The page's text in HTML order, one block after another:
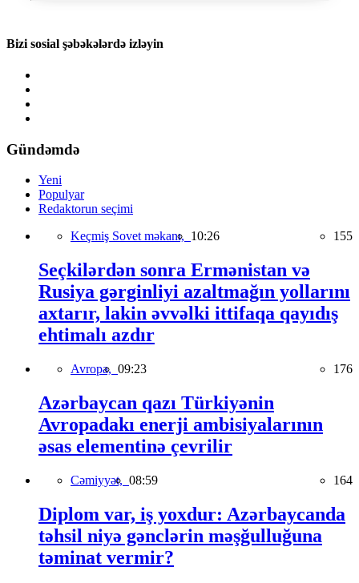
Bizi sosial şəbəkələrdə izləyin
Gündəmdə
Yeni
Populyar
Redaktorun seçimi
Keçmiş Sovet məkanı, 10:26 155
Seçkilərdən sonra Ermənistan və
Rusiya gərginliyi azaltmağın yollarını
axtarır, lakin əvvəlki ittifaqa qayıdış
ehtimalı azdır
Avropa, 09:23 176
Azərbaycan qazı Türkiyənin
Avropadakı enerji ambisiyalarının
əsas elementinə çevrilir
Cəmiyyət, 08:59 164
Diplom var, iş yoxdur: Azərbaycanda
təhsil niyə gənclərin məşğulluğuna
təminat vermir?